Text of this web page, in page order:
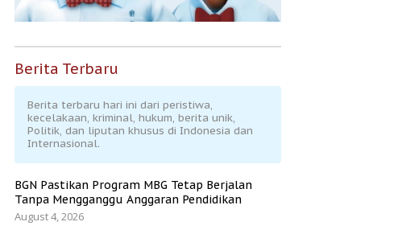
Berita Terbaru
Berita terbaru hari ini dari peristiwa,
kecelakaan, kriminal, hukum, berita unik,
Politik, dan liputan khusus di Indonesia dan
Internasional.
BGN Pastikan Program MBG Tetap Berjalan
Tanpa Mengganggu Anggaran Pendidikan
August 4, 2026